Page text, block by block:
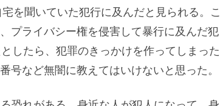
を聞いていた犯行に及んだと見られる。こ
プライバシー権を侵害して暴行に及んだ犯
したら、犯罪のきっかけを作ってしまった
号など無闇に教えてはいけないと思った。